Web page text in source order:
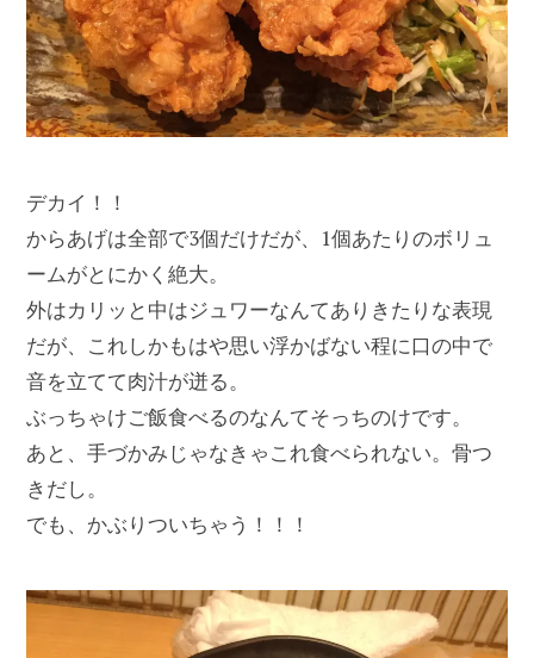
デカイ！！
からあげは全部で3個だけだが、1個あたりのボリュ
ームがとにかく絶大。
外はカリッと中はジュワーなんてありきたりな表現
だが、これしかもはや思い浮かばない程に口の中で
音を立てて肉汁が迸る。
ぶっちゃけご飯食べるのなんてそっちのけです。
あと、手づかみじゃなきゃこれ食べられない。骨つ
きだし。
でも、かぶりついちゃう！！！